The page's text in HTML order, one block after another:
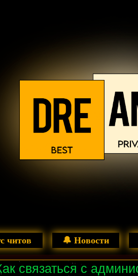
🔔 Новости
читов
связаться с